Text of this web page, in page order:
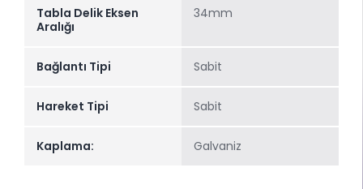
Tabla Delik Eksen
Aralığı
34mm
Bağlantı Tipi Sabit
Hareket Tipi Sabit
Kaplama: Galvaniz